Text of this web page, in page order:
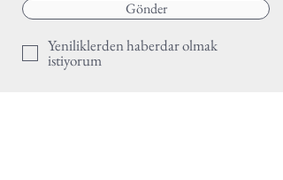
Gönder
Yeniliklerden haberdar olmak
istiyorum